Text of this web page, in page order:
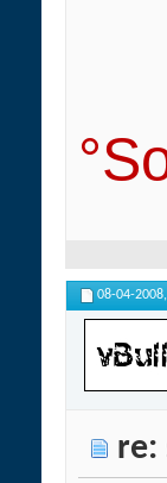
08-04-2008,
re: